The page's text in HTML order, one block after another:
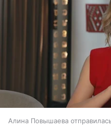
Алина Повышаева